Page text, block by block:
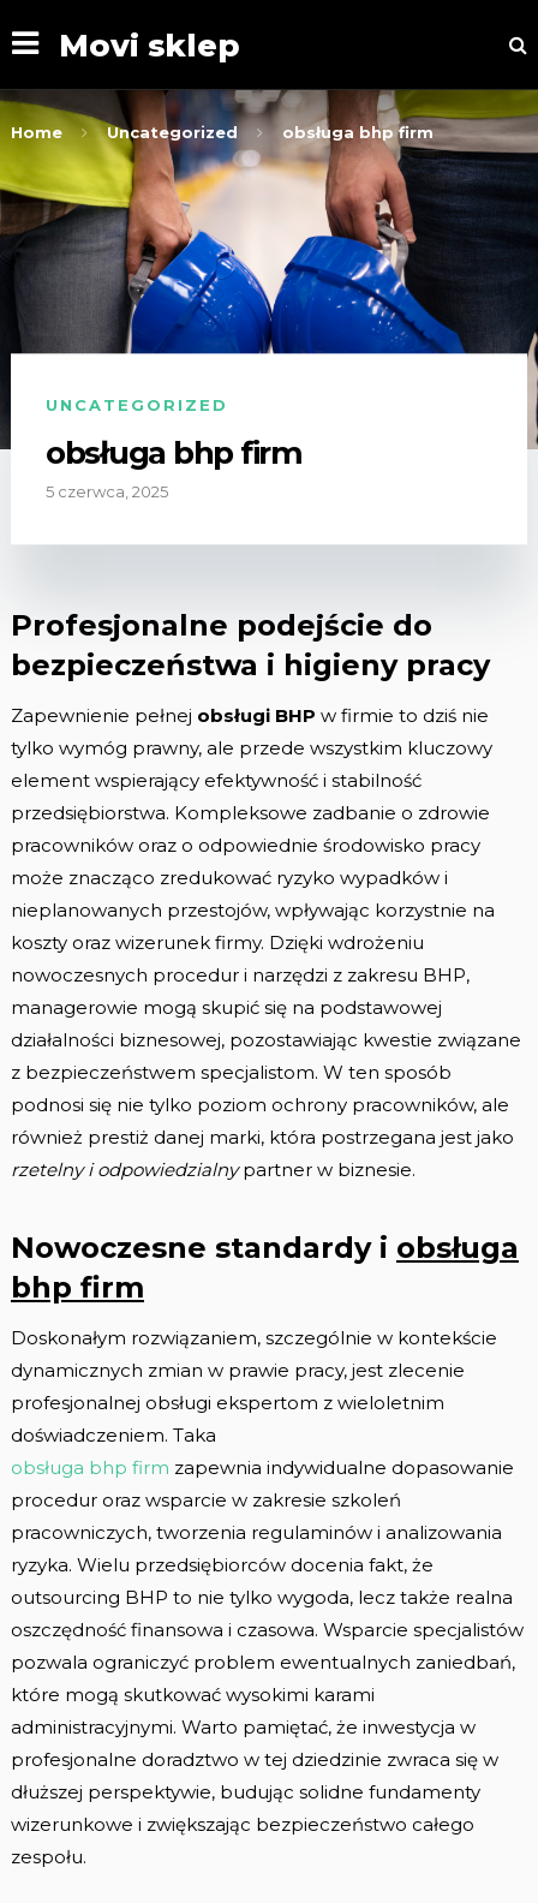
Movi sklep
Home Uncategorized obsługa bhp firm
UNCATEGORIZED
obsługa bhp firm
5 czerwca, 2025
Profesjonalne podejście do
bezpieczeństwa i higieny pracy
Zapewnienie pełnej obsługi BHP w firmie to dziś nie
tylko wymóg prawny, ale przede wszystkim kluczowy
element wspierający efektywność i stabilność
przedsiębiorstwa. Kompleksowe zadbanie o zdrowie
pracowników oraz o odpowiednie środowisko pracy
może znacząco zredukować ryzyko wypadków i
nieplanowanych przestojów, wpływając korzystnie na
koszty oraz wizerunek firmy. Dzięki wdrożeniu
nowoczesnych procedur i narzędzi z zakresu BHP,
managerowie mogą skupić się na podstawowej
działalności biznesowej, pozostawiając kwestie związane
z bezpieczeństwem specjalistom. W ten sposób
podnosi się nie tylko poziom ochrony pracowników, ale
również prestiż danej marki, która postrzegana jest jako
rzetelny i odpowiedzialnypartner w biznesie.
Nowoczesne standardy i obsługa
bhp firm
Doskonałym rozwiązaniem, szczególnie w kontekście
dynamicznych zmian w prawie pracy, jest zlecenie
profesjonalnej obsługi ekspertom z wieloletnim
doświadczeniem. Taka
obsługa bhp firm zapewnia indywidualne dopasowanie
procedur oraz wsparcie w zakresie szkoleń
pracowniczych, tworzenia regulaminów i analizowania
ryzyka. Wielu przedsiębiorców docenia fakt, że
outsourcing BHP to nie tylko wygoda, lecz także realna
oszczędność finansowa i czasowa. Wsparcie specjalistów
pozwala ograniczyć problem ewentualnych zaniedbań,
które mogą skutkować wysokimi karami
administracyjnymi. Warto pamiętać, że inwestycja w
profesjonalne doradztwo w tej dziedzinie zwraca się w
dłuższej perspektywie, budując solidne fundamenty
wizerunkowe i zwiększając bezpieczeństwo całego
zespołu.